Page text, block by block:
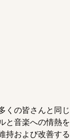
くの皆さんと同じ
と音楽への情熱を
持および改善する